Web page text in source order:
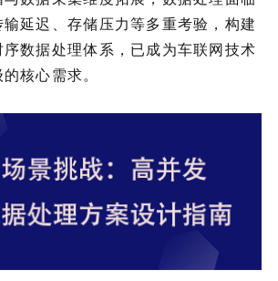
延迟、存储压力等多重考验，构建
数据处理体系，已成为车联网技术
核心需求。